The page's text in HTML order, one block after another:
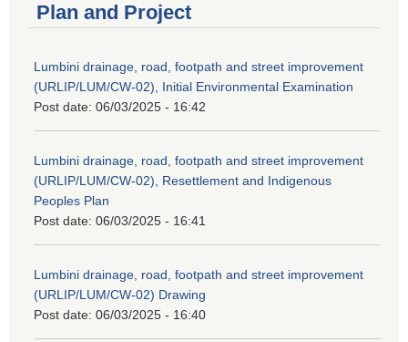
Plan and Project
Lumbini drainage, road, footpath and street improvement
(URLIP/LUM/CW-02), Initial Environmental Examination
Post date: 06/03/2025 - 16:42
Lumbini drainage, road, footpath and street improvement
(URLIP/LUM/CW-02), Resettlement and Indigenous
Peoples Plan
Post date: 06/03/2025 - 16:41
Lumbini drainage, road, footpath and street improvement
(URLIP/LUM/CW-02) Drawing
Post date: 06/03/2025 - 16:40